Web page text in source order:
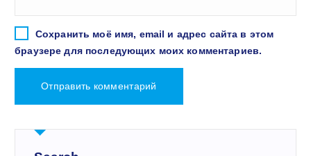
Сохранить моё имя, email и адрес сайта в этом
браузере для последующих моих комментариев.